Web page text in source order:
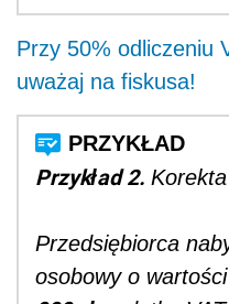
Przy 50% odliczeniu
uważaj na fiskusa!
Przykład 2.
Przedsiębiorca
osobowy o